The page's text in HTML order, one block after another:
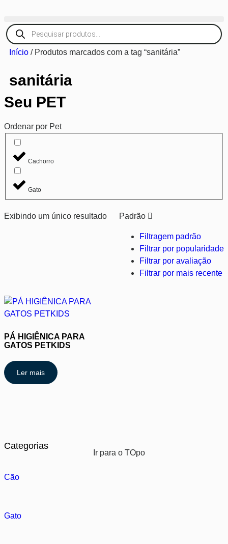
Início / Produtos marcados com a tag “sanitária”
sanitária
Seu PET
Ordenar por Pet
Cachorro
Gato
Exibindo um único resultado Padrão
Filtragem padrão
Filtrar por popularidade
Filtrar por avaliação
Filtrar por mais recente
PÁ HIGIÊNICA PARA
GATOS PETKIDS
Ler mais
Ir para o TOpo
Categorias
Cão
Gato